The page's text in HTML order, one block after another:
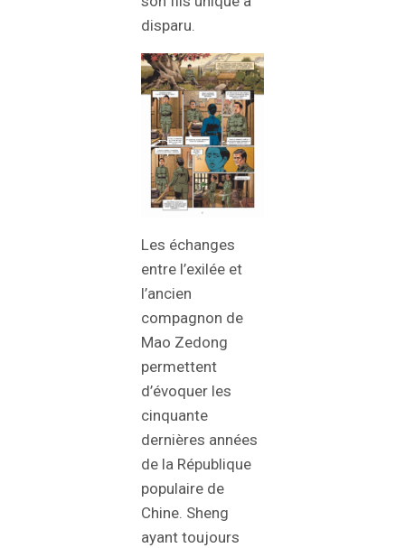
disparu.
Les échanges
entre l’exilée et
l’ancien
compagnon de
Mao Zedong
permettent
d’évoquer les
cinquante
dernières années
de la République
populaire de
Chine. Sheng
ayant toujours